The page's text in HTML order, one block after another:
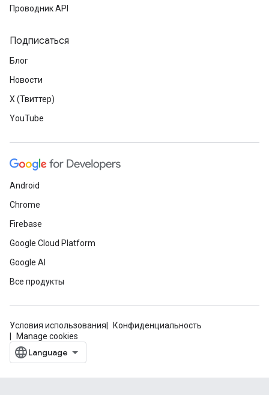
Проводник API
Подписаться
Блог
Новости
X (Твиттер)
YouTube
Android
Chrome
Firebase
Google Cloud Platform
Google AI
Все продукты
Условия использования
Конфиденциальность
Manage cookies